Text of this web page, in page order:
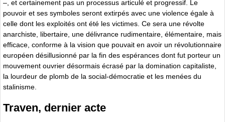
–, et certainement pas un processus articulé et progressif. Le
pouvoir et ses symboles seront extirpés avec une violence égale à
celle dont les exploités ont été les victimes. Ce sera une révolte
anarchiste, libertaire, une délivrance rudimentaire, élémentaire, mais
efficace, conforme à la vision que pouvait en avoir un révolutionnaire
européen désillusionné par la fin des espérances dont fut porteur un
mouvement ouvrier désormais écrasé par la domination capitaliste,
la lourdeur de plomb de la social-démocratie et les menées du
stalinisme.
Traven, dernier acte